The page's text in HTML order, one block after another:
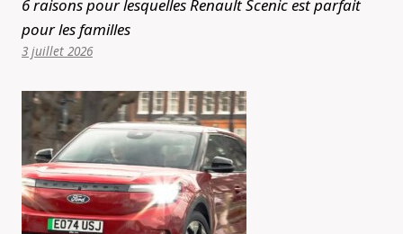
6 raisons pour lesquelles Renault Scenic est parfait
pour les familles
3 juillet 2026